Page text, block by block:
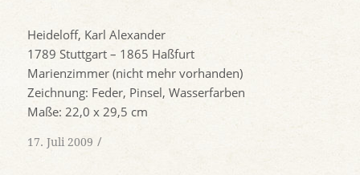
Heideloff, Karl Alexander
1789 Stuttgart – 1865 Haßfurt
Marienzimmer (nicht mehr vorhanden)
Zeichnung: Feder, Pinsel, Wasserfarben
Maße: 22,0 x 29,5 cm
17. Juli 2009 /